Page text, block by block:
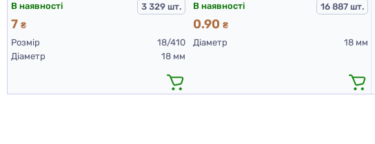
В наявності 3 329 шт.
7 ₴
Розмір
18/410
Діаметр
18 мм
В наявності 16 887 шт.
0.90₴
Діаметр 18 мм